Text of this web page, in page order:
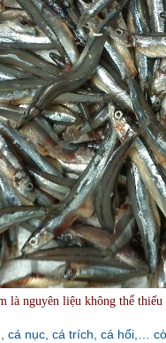
là nguyên liệu không thể
cá nục, cá trích, cá hổi,…